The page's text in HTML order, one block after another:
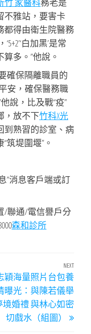
竹 家醫科務老是
不雅站，要害卡
都得由衛生院醫務
白加黑’是常
多。”他說。
確保隔離職員的
安，確保醫務職
說，比及戰“疫”
，放不下竹科X光
到熟習的診室、病
筑堤圍堰”。
”消息客戶端或訂
/聯通/電信譽戶分
森和診所
Next
Post
NEXT
穎海量照片台包養
曝光：與陳若儀舉
境婚禮 與林心如密
切戲水（組圖）